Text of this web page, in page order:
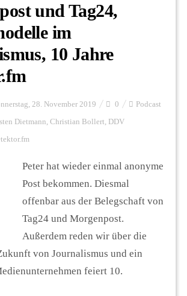
und Tag24,
im
10 Jahre
28. November 2019 0 Podcast
Dietmann, Christian Bollert, DDV
Peter hat wieder einmal anonyme
Post bekommen. Diesmal
offenbar aus der Belegschaft von
Tag24 und Morgenpost.
Außerdem reden wir über die
von Journalismus und ein
feiert 10.